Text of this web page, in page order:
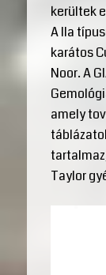
kerültek
A IIa
karátos
Noor. A
amely
Taylor